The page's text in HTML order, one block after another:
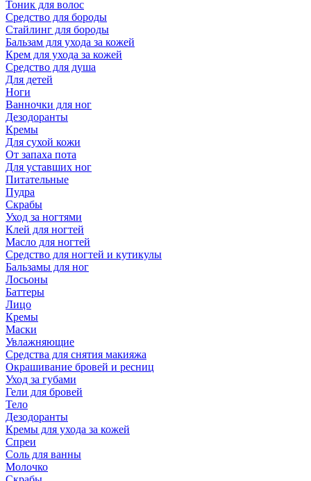
Тоник для волос
Средство для бороды
Стайлинг для бороды
Бальзам для ухода за кожей
Крем для ухода за кожей
Средство для душа
Для детей
Ноги
Ванночки для ног
Дезодоранты
Кремы
Для сухой кожи
От запаха пота
Для уставших ног
Питательные
Пудра
Скрабы
Уход за ногтями
Клей для ногтей
Масло для ногтей
Средство для ногтей и кутикулы
Бальзамы для ног
Лосьоны
Баттеры
Лицо
Кремы
Маски
Увлажняющие
Средства для снятия макияжа
Окрашивание бровей и ресниц
Уход за губами
Гели для бровей
Тело
Дезодоранты
Кремы для ухода за кожей
Спреи
Соль для ванны
Молочко